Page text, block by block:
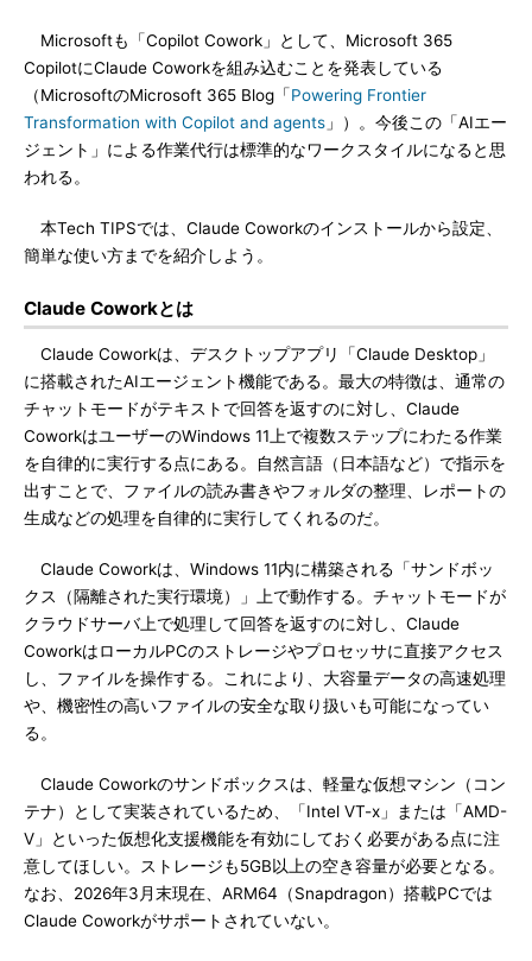
Microsoftも「Copilot Cowork」として、Microsoft 365
CopilotにClaude Coworkを組み込むことを発表している
（MicrosoftのMicrosoft 365 Blog「Powering Frontier
Transformation with Copilot and agents 」）。今後この「AIエー
ジェント」による作業代行は標準的なワークスタイルになると思
われる。
本Tech TIPSでは、Claude Coworkのインストールから設定、
簡単な使い方までを紹介しよう。
Claude Coworkとは
Claude Coworkは、デスクトップアプリ「Claude Desktop」
に搭載されたAIエージェント機能である。最大の特徴は、通常の
チャットモードがテキストで回答を返すのに対し、Claude
CoworkはユーザーのWindows 11上で複数ステップにわたる作業
を自律的に実行する点にある。自然言語（日本語など）で指示を
出すことで、ファイルの読み書きやフォルダの整理、レポートの
生成などの処理を自律的に実行してくれるのだ。
Claude Coworkは、Windows 11内に構築される「サンドボッ
クス（隔離された実行環境）」上で動作する。チャットモードが
クラウドサーバ上で処理して回答を返すのに対し、Claude
CoworkはローカルPCのストレージやプロセッサに直接アクセス
し、ファイルを操作する。これにより、大容量データの高速処理
や、機密性の高いファイルの安全な取り扱いも可能になってい
る。
Claude Coworkのサンドボックスは、軽量な仮想マシン（コン
テナ）として実装されているため、「Intel VT-x」または「AMD-
V」といった仮想化支援機能を有効にしておく必要がある点に注
意してほしい。ストレージも5GB以上の空き容量が必要となる。
なお、2026年3月末現在、ARM64（Snapdragon）搭載PCでは
Claude Coworkがサポートされていない。